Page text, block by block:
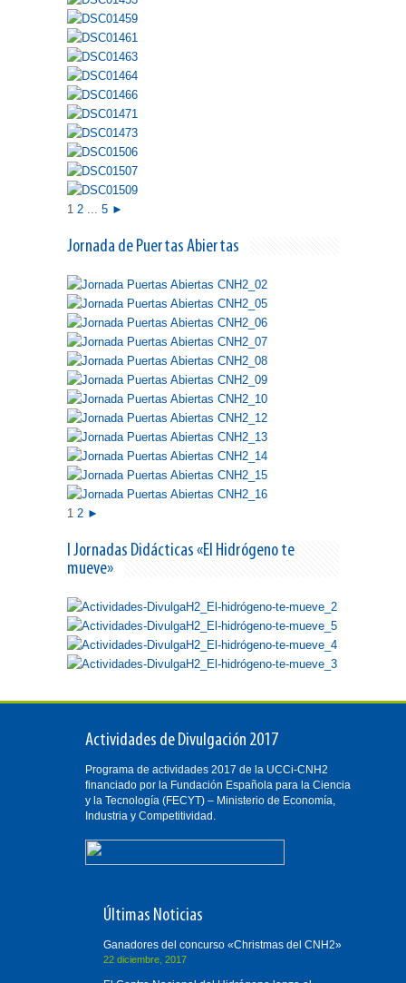
1 2 ... 5 ►
Jornada de Puertas Abiertas
1 2 ►
I Jornadas Didácticas «El Hidrógeno te
mueve»
Actividades de Divulgación 2017
Programa de actividades 2017 de la UCCi-CNH2
financiado por la Fundación Española para la Ciencia
y la Tecnología (FECYT) – Ministerio de Economía,
Industria y Competitividad.
Últimas Noticias
Ganadores del concurso «Christmas del CNH2»
22 diciembre, 2017